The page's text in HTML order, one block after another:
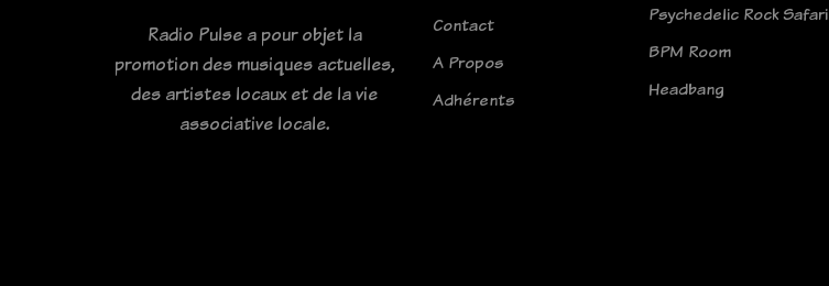
Radio Pulse a pour objet la
promotion des musiques actuelles,
des artistes locaux et de la vie
associative locale.
Contact
A Propos
Adhérents
Psychedelic Rock Safari
BPM Room
Headbang